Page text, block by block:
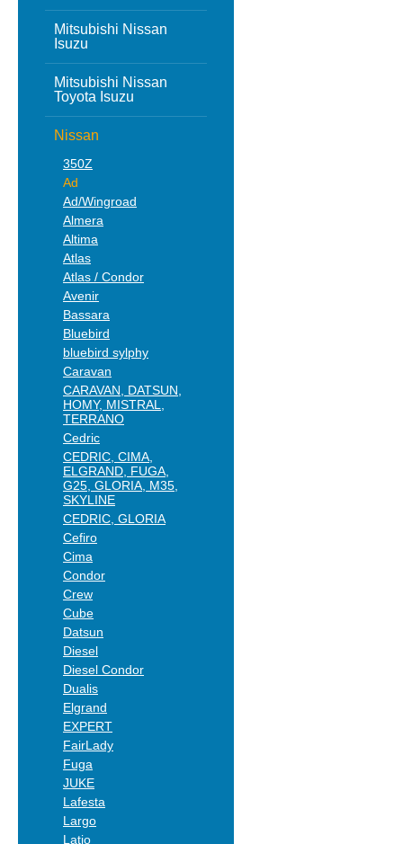
Mitsubishi Nissan
Isuzu
Mitsubishi Nissan
Toyota Isuzu
Nissan
350Z
Ad
Ad/Wingroad
Almera
Altima
Atlas
Atlas / Condor
Avenir
Bassara
Bluebird
bluebird sylphy
Caravan
CARAVAN, DATSUN,
HOMY, MISTRAL,
TERRANO
Cedric
CEDRIC, CIMA,
ELGRAND, FUGA,
G25, GLORIA, M35,
SKYLINE
CEDRIC, GLORIA
Cefiro
Cima
Condor
Crew
Cube
Datsun
Diesel
Diesel Condor
Dualis
Elgrand
EXPERT
FairLady
Fuga
JUKE
Lafesta
Largo
Latio